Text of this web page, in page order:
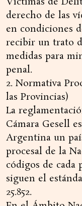
derecho de las
en condiciones
recibir un trato
medidas para
penal.
2. Normativa
las Provincias)
La
Cámara Gesell
Argentina un
procesal de la
códigos de cada
siguen el
25.852.